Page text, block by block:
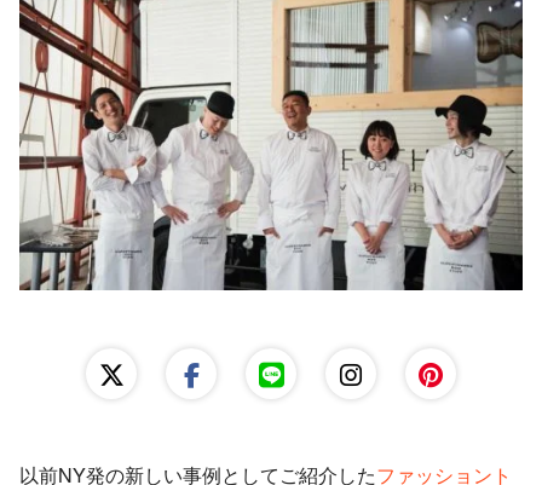
レンタルスペース運営
出店準備ガイド
以前NY発の新しい事例としてご紹介したファッショント